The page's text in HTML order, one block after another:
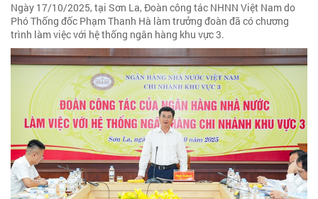
Ngày 17/10/2025, tại Sơn La, Đoàn công tác NHNN Việt Nam do
Phó Thống đốc Phạm Thanh Hà làm trưởng đoàn đã có chương
trình làm việc với hệ thống ngân hàng khu vực 3.